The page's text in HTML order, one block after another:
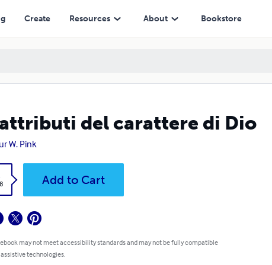
Create Resources About Bookstore
del carattere di Dio
W. Pink
Add to Cart
may not meet accessibility standards and may not be fully compatible
technologies.